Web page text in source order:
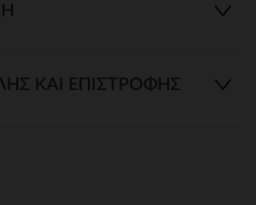
ΚΑΙ ΕΠΙΣΤΡΟΦΉΣ